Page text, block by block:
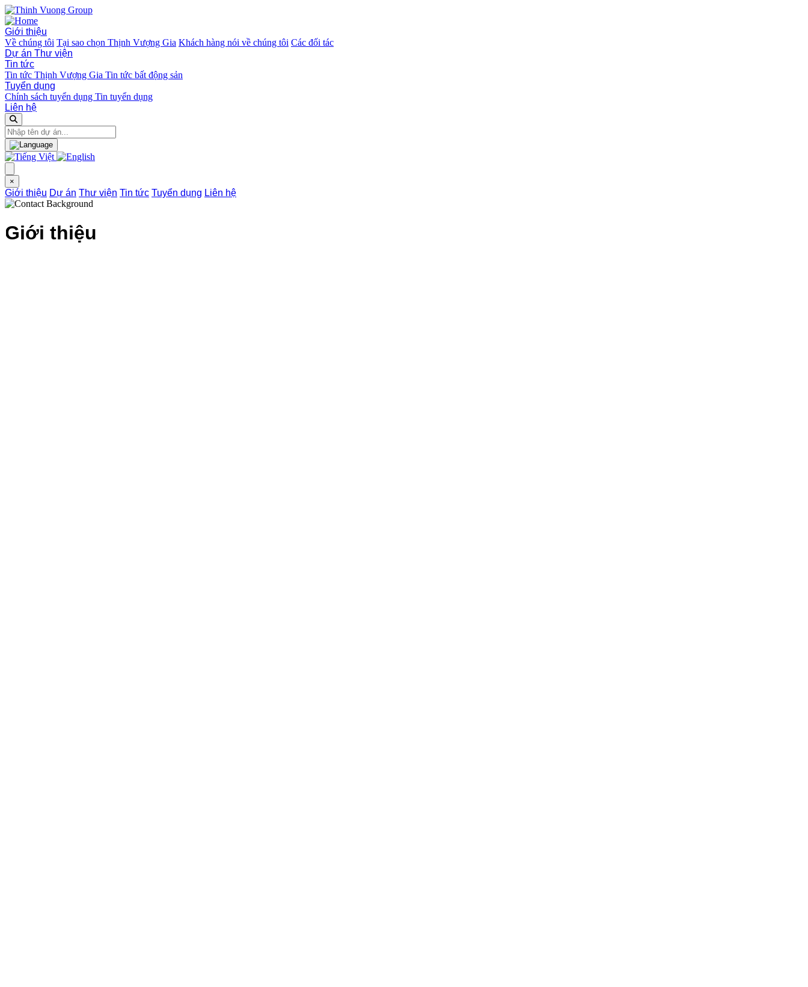
Giới thiệu
Về chúng tôi Tại sao chọn Thịnh Vượng Gia Khách hàng nói về chúng tôi Các đối tác
Dự án Thư viện
Tin tức
Tin tức Thịnh Vượng Gia Tin tức bất động sản
Tuyển dụng
Chính sách tuyển dụng Tin tuyển dụng
Liên hệ
×
Giới thiệu Dự án Thư viện Tin tức Tuyển dụng Liên hệ
Giới thiệu